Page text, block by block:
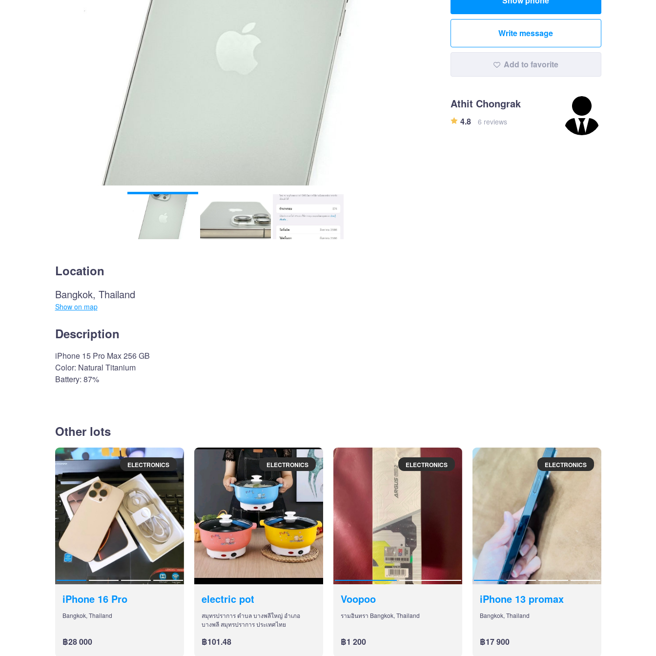
Location
Bangkok, Thailand
Show on map
Description
iPhone 15 Pro Max 256 GB
Color: Natural Titanium
Battery: 87%
Write message
Add to favorite
Athit Chongrak
4.8 6 reviews
Other lots
ELECTRONICS
iPhone 16 Pro
Bangkok, Thailand
฿28 000
ELECTRONICS
electric pot
สมุทรปราการ ตำบล บางพลีใหญ่ อำเภอ
บางพลี สมุทรปราการ ประเทศไทย
฿101.48
ELECTRONICS
Voopoo
รามอินทรา Bangkok, Thailand
฿1 200
ELECTRONICS
iPhone 13 promax
Bangkok, Thailand
฿17 900